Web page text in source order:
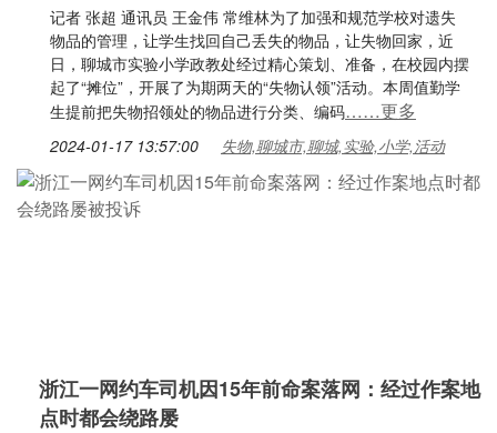
记者 张超 通讯员 王金伟 常维林为了加强和规范学校对遗失
物品的管理，让学生找回自己丢失的物品，让失物回家，近
日，聊城市实验小学政教处经过精心策划、准备，在校园内摆
起了“摊位”，开展了为期两天的“失物认领”活动。本周值勤学
生提前把失物招领处的物品进行分类、编码……更多
2024-01-17 13:57:00 失物,聊城市,聊城,实验,小学,活动
浙江一网约车司机因15年前命案落网：经过作案地
点时都会绕路屡